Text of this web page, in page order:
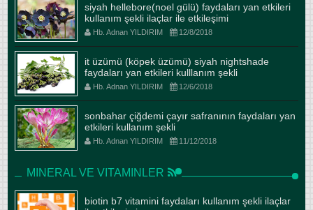
siyah hellebore(noel gülü) faydaları yan etkileri
kullanım şekli ilaçlar ile etkileşimi
Hb. Adnan YILDIRIM 12/8/2018
it üzümü (köpek üzümü) siyah nightshade
faydaları yan etkileri kulllanım şekli
Hb. Adnan YILDIRIM 12/6/2018
sonbahar çiğdemi çayır safranının faydaları yan
etkileri kullanım şekli
Hb. Adnan YILDIRIM 11/12/2018
MINERAL VE VITAMINLER
biotin b7 vitamini faydaları kullanım şekli ilaçlar